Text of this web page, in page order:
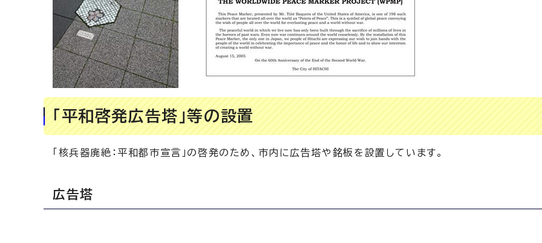
「平和啓発広告塔」等の設置
「核兵器廃絶：平和都市宣言」の啓発のため、市内に広告塔や銘板を設置しています。
広告塔